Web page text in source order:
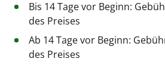
Bis 14 Tage vor Beginn:
des Preises
Ab 14 Tage vor Beginn:
des Preises